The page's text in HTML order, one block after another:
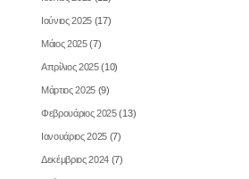
Ιούνιος 2025 (17)
Μάιος 2025(7)
Απρίλιος 2025(10)
Μάρτιος 2025 (9)
Φεβρουάριος 2025(13)
Ιανουάριος 2025 (7)
Δεκέμβριος 2024 (7)